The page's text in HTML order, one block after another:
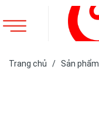
Trang chủ / Sản phẩm